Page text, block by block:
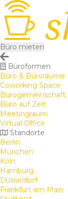
Büro mieten
Büroformen
Büro & Büroräume
Coworking Space
Bürogemeinschaft
Büro auf Zeit
Meetingraum
Virtual Office
Standorte
Berlin
München
Köln
Hamburg
Düsseldorf
Frankfurt am Main